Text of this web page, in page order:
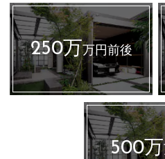
250万万円前後
500万